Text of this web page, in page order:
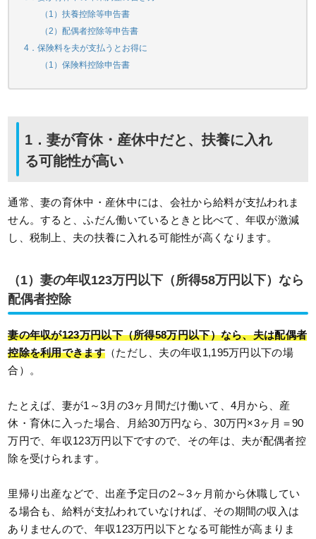
（1）扶養控除等申告書
（2）配偶者控除等申告書
4．保険料を夫が支払うとお得に
（1）保険料控除申告書
1．妻が育休・産休中だと、扶養に入れ
る可能性が高い
通常、妻の育休中・産休中には、会社から給料が支払われま
せん。すると、ふだん働いているときと比べて、年収が激減
し、税制上、夫の扶養に入れる可能性が高くなります。
（1）妻の年収123万円以下（所得58万円以下）なら
配偶者控除
妻の年収が123万円以下（所得58万円以下）なら、夫は配偶者
控除を利用できます（ただし、夫の年収1,195万円以下の場
合）。
たとえば、妻が1～3月の3ヶ月間だけ働いて、4月から、産
休・育休に入った場合、月給30万円なら、30万円×3ヶ月＝90
万円で、年収123万円以下ですので、その年は、夫が配偶者控
除を受けられます。
里帰り出産などで、出産予定日の2～3ヶ月前から休職してい
る場合も、給料が支払われていなければ、その期間の収入は
ありませんので、年収123万円以下となる可能性が高まりま